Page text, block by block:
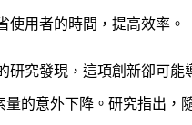
使用者的時間，提高效率。
研究發現，這項創新卻可能
的意外下降。研究指出，